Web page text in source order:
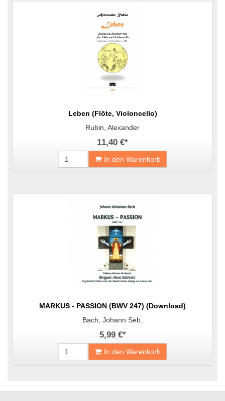
Leben (Flöte, Violoncello)
Rubin, Alexander
11,40 €*
In den Warenkorb
MARKUS - PASSION (BWV 247) (Download)
Bach, Johann Seb.
5,99 €*
In den Warenkorb